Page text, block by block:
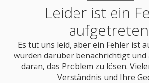
Leider ist ein
Es tut uns leid, aber ein Fehler ist
wurden darüber benachrichtigt
daran, das Problem zu lösen.
Verständnis und Ihre